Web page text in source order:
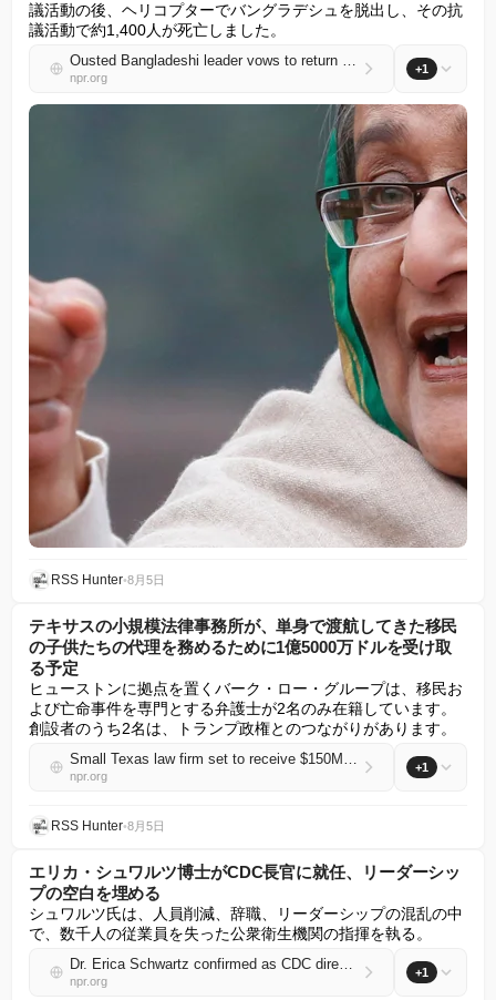
議活動の後、ヘリコプターでバングラデシュを脱出し、その抗
議活動で約1,400人が死亡しました。
Ousted Bangladeshi leader vows to return from exile despite facing a death sentence
npr.org
+1
RSS Hunter•8月5日
テキサスの小規模法律事務所が、単身で渡航してきた移民
の子供たちの代理を務めるために1億5000万ドルを受け取
る予定
ヒューストンに拠点を置くバーク・ロー・グループは、移民お
よび亡命事件を専門とする弁護士が2名のみ在籍しています。
創設者のうち2名は、トランプ政権とのつながりがあります。
Small Texas law firm set to receive $150M to represent unaccompanied migrant children
npr.org
+1
RSS Hunter•8月5日
エリカ・シュワルツ博士がCDC長官に就任、リーダーシッ
プの空白を埋める
シュワルツ氏は、人員削減、辞職、リーダーシップの混乱の中
で、数千人の従業員を失った公衆衛生機関の指揮を執る。
Dr. Erica Schwartz confirmed as CDC director, filling a leadership vacuum
npr.org
+1